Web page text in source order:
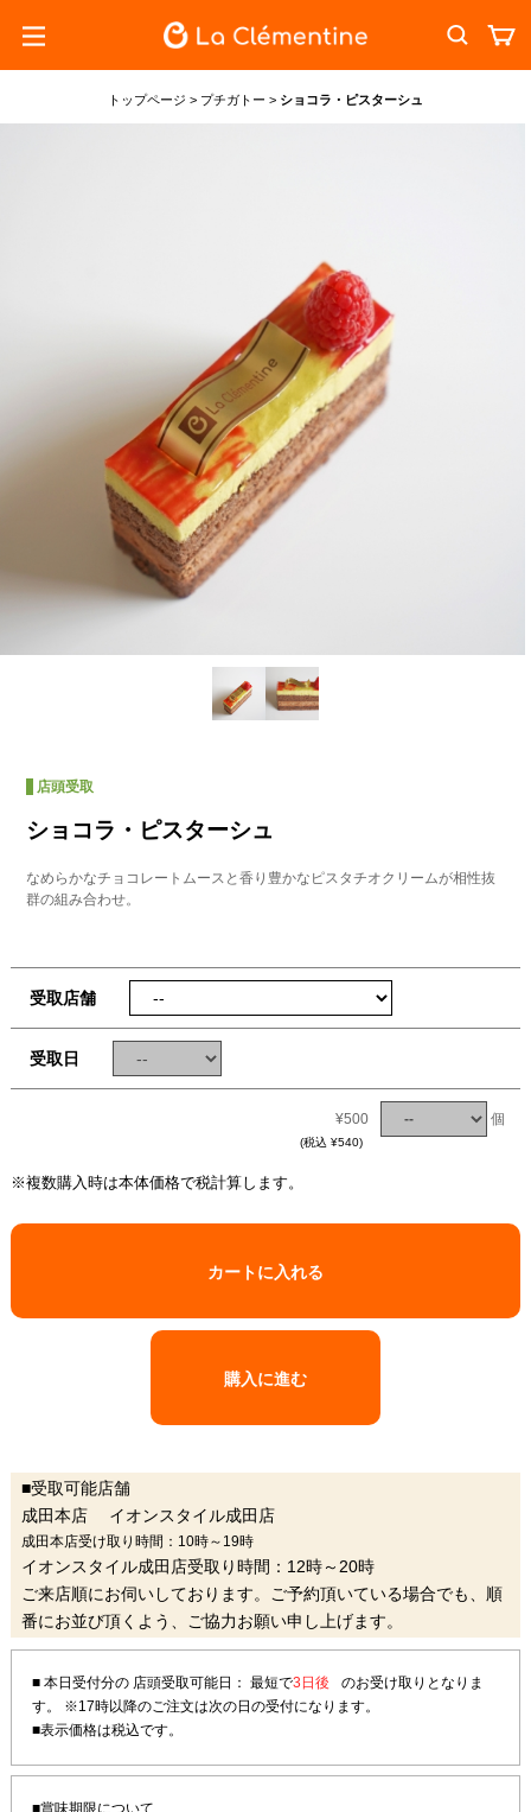
トップページ > プチガトー > ショコラ・ピスターシュ
ショコラ・ピスターシュ
店頭受取
なめらかなチョコレートムースと香り豊かなピスタチオクリームが相性抜
群の組み合わせ。
受取店舗
受取日
¥500
(税込 ¥540)
個
※複数購入時は本体価格で税計算します。
カートに入れる
購入に進む
■受取可能店舗
成田本店 イオンスタイル成田店
成田本店受け取り時間：10時～19時
イオンスタイル成田店受取り時間：12時～20時
ご来店順にお伺いしております。ご予約頂いている場合でも、順
番にお並び頂くよう、ご協力お願い申し上げます。
■ 本日受付分の 店頭受取可能日： 最短で3日後
のお受け取りとなりま
す。
※17時以降のご注文は次の日の受付になります。
■賞味期限について